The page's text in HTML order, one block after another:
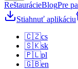
ReštaurácieBlogPre
Stiahnuť aplikáciu
🇨🇿cs
🇸🇰sk
🇵🇱pl
🇬🇧en